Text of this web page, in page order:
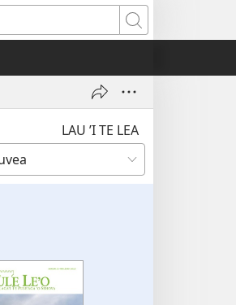
Search
LAU ’I TE LEA